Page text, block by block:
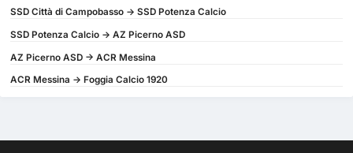
SSD Città di Campobasso -> SSD Potenza Calcio
SSD Potenza Calcio -> AZ Picerno ASD
AZ Picerno ASD -> ACR Messina
ACR Messina -> Foggia Calcio 1920